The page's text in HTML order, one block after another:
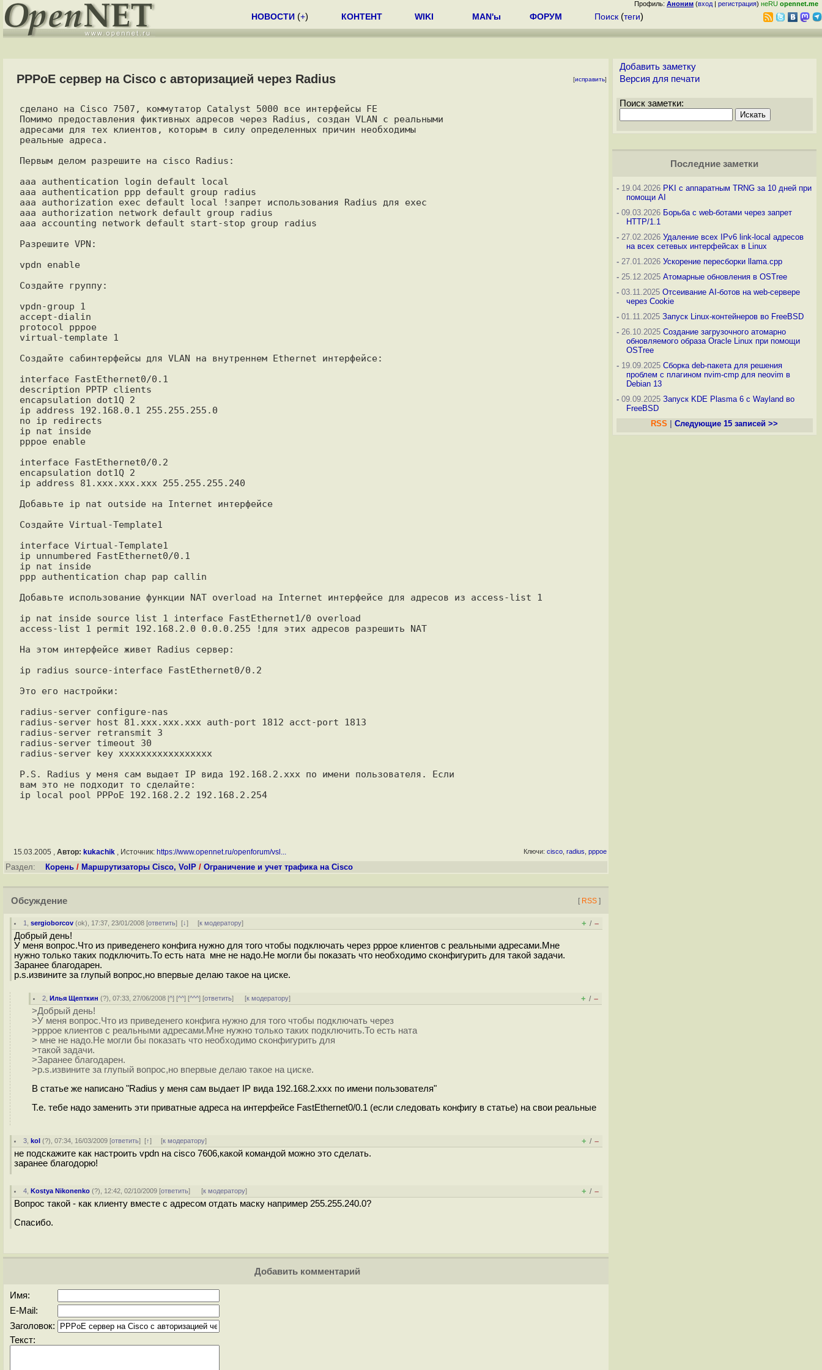
Профиль: Аноним (вход | регистрация) неRU opennet.me
НОВОСТИ (+) КОНТЕНТ WIKI MAN'ы ФОРУМ Поиск (теги)
PPPoE сервер на Cisco с авторизацией через Radius [исправить]
сделано на Cisco 7507, коммутатор Catalyst 5000 все интерфейсы FE
Помимо предоставления фиктивных адресов через Radius, создан VLAN с реальными
адресами для тех клиентов, которым в силу определенных причин необходимы
реальные адреса.
Первым делом разрешите на cisco Radius:
aaa authentication login default local
aaa authentication ppp default group radius
aaa authorization exec default local !запрет использования Radius для exec
aaa authorization network default group radius
aaa accounting network default start-stop group radius
Разрешите VPN:
vpdn enable
Создайте группу:
vpdn-group 1
accept-dialin
protocol pppoe
virtual-template 1
Создайте сабинтерфейсы для VLAN на внутреннем Ethernet интерфейсе:
interface FastEthernet0/0.1
description PPTP clients
encapsulation dot1Q 2
ip address 192.168.0.1 255.255.255.0
no ip redirects
ip nat inside
pppoe enable
interface FastEthernet0/0.2
encapsulation dot1Q 2
ip address 81.ххх.ххх.ххх 255.255.255.240
Добавьте ip nat outside на Internet интерфейсе
Создайте Virtual-Template1
interface Virtual-Template1
ip unnumbered FastEthernet0/0.1
ip nat inside
ppp authentication chap pap callin
Добавьте использование функции NAT overload на Internet интерфейсе для адресов из access-list 1
ip nat inside source list 1 interface FastEthernet1/0 overload
access-list 1 permit 192.168.2.0 0.0.0.255 !для этих адресов разрешить NAT
На этом интерфейсе живет Radius сервер:
ip radius source-interface FastEthernet0/0.2
Это его настройки:
radius-server configure-nas
radius-server host 81.ххх.ххх.ххх auth-port 1812 acct-port 1813
radius-server retransmit 3
radius-server timeout 30
radius-server key xxxxxxxxxxxxxxxxx
P.S. Radius у меня сам выдает IP вида 192.168.2.ххх по имени пользователя. Если
вам это не подходит то сделайте:
ip local pool PPPoE 192.168.2.2 192.168.2.254
15.03.2005 , Автор: kukachik, Источник: https://www.opennet.ru/openforum/vsl... Ключи: cisco radius pppoe
Раздел: Корень / Маршрутизаторы Cisco, VoIP / Ограничение и учет трафика на Cisco
Обсуждение [ RSS ]
1 ,sergioborcov (ok), 17:37, 23/01/2008 [ответить][↓] [к модератору] + / –
Добрый день!
У меня вопрос.Что из приведенего конфига нужно для того чтобы подключать через рррое клиентов с реальными адресами.Мне
нужно только таких подключить.То есть ната мне не надо.Не могли бы показать что необходимо сконфигурить для такой задачи.
Заранее благодарен.
p.s.извините за глупый вопрос,но впервые делаю такое на циске.
2 ,Илья Щепткин (?), 07:33, 27/06/2008 [^] [^^] [^^^] [ответить] [к модератору] + / –
>Добрый день!
>У меня вопрос.Что из приведенего конфига нужно для того чтобы подключать через
>рррое клиентов с реальными адресами.Мне нужно только таких подключить.То есть ната
> мне не надо.Не могли бы показать что необходимо сконфигурить для
>такой задачи.
>Заранее благодарен.
>p.s.извините за глупый вопрос,но впервые делаю такое на циске.
В статье же написано "Radius у меня сам выдает IP вида 192.168.2.ххх по имени пользователя"
Т.е. тебе надо заменить эти приватные адреса на интерфейсе FastEthernet0/0.1 (если следовать конфигу в статье) на свои реальные
3 ,kol (?), 07:34, 16/03/2009 [ответить][↑] [к модератору] + / –
не подскажите как настроить vpdn на cisco 7606,какой командой можно это сделать.
заранее благодорю!
4 ,Kostya Nikonenko (?), 12:42, 02/10/2009 [ответить] [к модератору] + / –
Вопрос такой - как клиенту вместе с адресом отдать маску например 255.255.240.0?
Спасибо.
Добавить комментарий
Имя:
E-Mail:
Заголовок:
Текст:
Добавить заметку
Версия для печати
Поиск заметки:
Последние заметки
-19.04.2026 PKI с аппаратным TRNG за 10 дней при
помощи AI
-09.03.2026 Борьба с web-ботами через запрет
HTTP/1.1
-27.02.2026 Удаление всех IPv6 link-local адресов
на всех сетевых интерфейсах в Linux
-27.01.2026 Ускорение пересборки llama.cpp
-25.12.2025 Атомарные обновления в OSTree
-03.11.2025 Отсеивание AI-ботов на web-сервере
через Cookie
-01.11.2025 Запуск Linux-контейнеров во FreeBSD
-26.10.2025 Создание загрузочного атомарно
обновляемого образа Oracle Linux при помощи
OSTree
-19.09.2025 Сборка deb-пакета для решения
проблем с плагином nvim-cmp для neovim в
Debian 13
-09.09.2025 Запуск KDE Plasma 6 с Wayland во
FreeBSD
RSS
Следующие 15 записей >>